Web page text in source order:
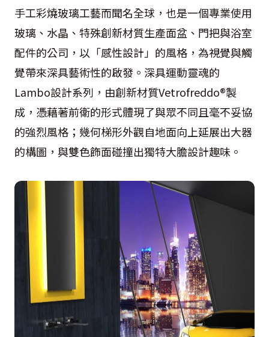
手工彩燒玻璃工藝而聞名全球，也是一個專業使用
玻璃、水晶、特殊創新材質生產面盆、門把與浴室
配件的公司，以「感性設計」的風格，為視覺與觸
覺帶來深具藝術性的啟發。深具運動靈魂的
Lambo設計系列，由創新材質Vetrofreddo®製
成，憑藉著前衛的形式體現了與眾不同且毫不妥協
的強烈風格；幾何梯形外觀自地面向上延展出大器
的構圖，與雙色飾面碰撞出獨特大膽設計趣味。